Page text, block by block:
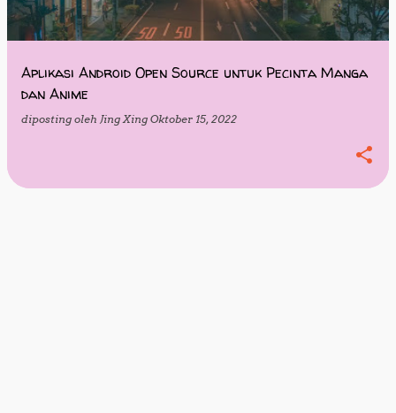
n
Aplikasi Android Open Source untuk Pecinta Manga
dan Anime
diposting oleh Jing Xing Oktober 15, 2022